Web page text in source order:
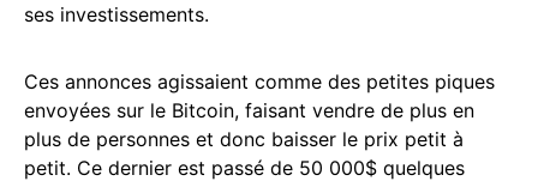
ses investissements.
Ces annonces agissaient comme des petites piques
envoyées sur le Bitcoin, faisant vendre de plus en
plus de personnes et donc baisser le prix petit à
petit. Ce dernier est passé de 50 000$ quelques